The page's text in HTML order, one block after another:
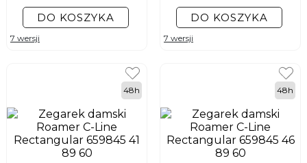
DO KOSZYKA
7 wersji
DO KOSZYKA
7 wersji
48h 48h